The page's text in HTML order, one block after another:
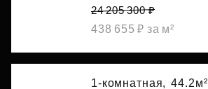
24 205 300 ₽
438 655 ₽ за м²
1-комнатная, 44.2м²